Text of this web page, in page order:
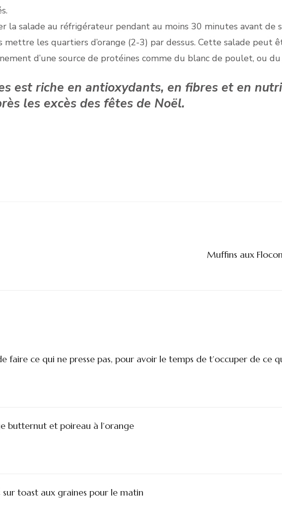
la salade au réfrigérateur pendant au moins 30 minutes avant
mettre les quartiers d’orange (2-3) par dessus. Cette salade peut
d’une source de protéines comme du blanc de poulet, ou du
est riche en antioxydants, en fibres et en
les excès des fêtes de Noël.
Muffins aux
faire ce qui ne presse pas, pour avoir le temps de t’occuper de ce
butternut et poireau à l’orange
toast aux graines pour le matin